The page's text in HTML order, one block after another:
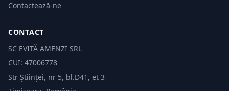
Contactează-ne
CONTACT
SC EVITĂ AMENZI SRL
CUI: 47006778
Str Științei, nr 5, bl.D41, et 3